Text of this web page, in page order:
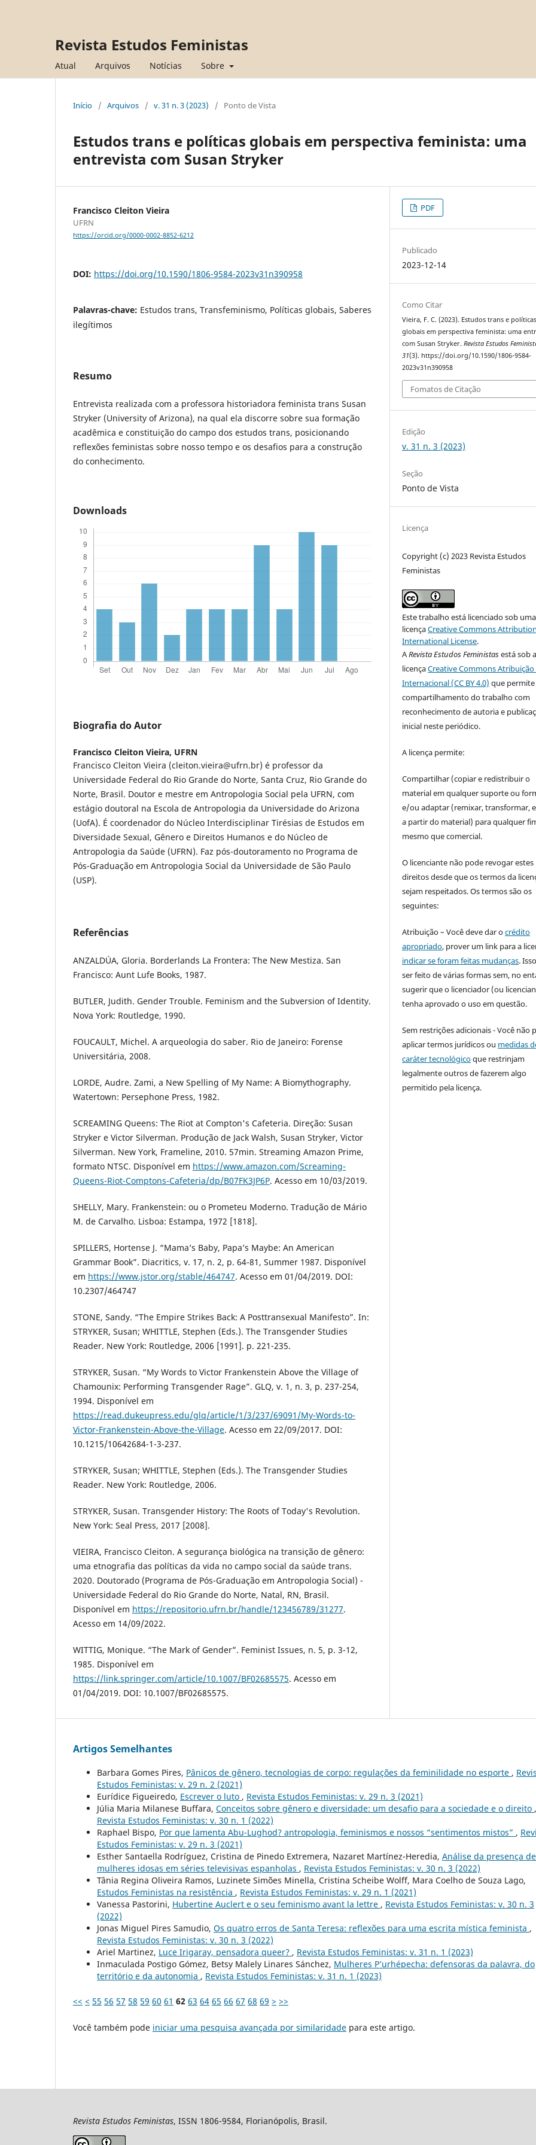
Revista Estudos Feministas
Atual Arquivos Notícias Sobre
Início / Arquivos / v. 31 n. 3 (2023) / Ponto de Vista
Estudos trans e políticas globais em perspectiva feminista: uma
entrevista com Susan Stryker
Francisco Cleiton Vieira
UFRN
https://orcid.org/0000-0002-8852-6212
DOI: https://doi.org/10.1590/1806-9584-2023v31n390958
Palavras-chave: Estudos trans, Transfeminismo, Políticas globais, Saberes
ilegítimos
Resumo
Entrevista realizada com a professora historiadora feminista trans Susan
Stryker (University of Arizona), na qual ela discorre sobre sua formação
acadêmica e constituição do campo dos estudos trans, posicionando
reflexões feministas sobre nosso tempo e os desafios para a construção
do conhecimento.
Downloads
Biografia do Autor
Francisco Cleiton Vieira, UFRN
Francisco Cleiton Vieira (cleiton.vieira@ufrn.br) é professor da
Universidade Federal do Rio Grande do Norte, Santa Cruz, Rio Grande do
Norte, Brasil. Doutor e mestre em Antropologia Social pela UFRN, com
estágio doutoral na Escola de Antropologia da Universidade do Arizona
(UofA). É coordenador do Núcleo Interdisciplinar Tirésias de Estudos em
Diversidade Sexual, Gênero e Direitos Humanos e do Núcleo de
Antropologia da Saúde (UFRN). Faz pós-doutoramento no Programa de
Pós-Graduação em Antropologia Social da Universidade de São Paulo
(USP).
Referências
ANZALDÚA, Gloria. Borderlands La Frontera: The New Mestiza. San
Francisco: Aunt Lufe Books, 1987.
BUTLER, Judith. Gender Trouble. Feminism and the Subversion of Identity.
Nova York: Routledge, 1990.
FOUCAULT, Michel. A arqueologia do saber. Rio de Janeiro: Forense
Universitária, 2008.
LORDE, Audre. Zami, a New Spelling of My Name: A Biomythography.
Watertown: Persephone Press, 1982.
SCREAMING Queens: The Riot at Compton's Cafeteria. Direção: Susan
Stryker e Victor Silverman. Produção de Jack Walsh, Susan Stryker, Victor
Silverman. New York, Frameline, 2010. 57min. Streaming Amazon Prime,
formato NTSC. Disponível em https://www.amazon.com/Screaming-
Queens-Riot-Comptons-Cafeteria/dp/B07FK3JP6P. Acesso em 10/03/2019.
SHELLY, Mary. Frankenstein: ou o Prometeu Moderno. Tradução de Mário
M. de Carvalho. Lisboa: Estampa, 1972 [1818].
SPILLERS, Hortense J. “Mama’s Baby, Papa’s Maybe: An American
Grammar Book”. Diacritics, v. 17, n. 2, p. 64-81, Summer 1987. Disponível
em https://www.jstor.org/stable/464747. Acesso em 01/04/2019. DOI:
10.2307/464747
STONE, Sandy. “The Empire Strikes Back: A Posttransexual Manifesto”. In:
STRYKER, Susan; WHITTLE, Stephen (Eds.). The Transgender Studies
Reader. New York: Routledge, 2006 [1991]. p. 221-235.
STRYKER, Susan. “My Words to Victor Frankenstein Above the Village of
Chamounix: Performing Transgender Rage”. GLQ, v. 1, n. 3, p. 237-254,
1994. Disponível em
https://read.dukeupress.edu/glq/article/1/3/237/69091/My-Words-to-
Victor-Frankenstein-Above-the-Village. Acesso em 22/09/2017. DOI:
10.1215/10642684-1-3-237.
STRYKER, Susan; WHITTLE, Stephen (Eds.). The Transgender Studies
Reader. New York: Routledge, 2006.
STRYKER, Susan. Transgender History: The Roots of Today's Revolution.
New York: Seal Press, 2017 [2008].
VIEIRA, Francisco Cleiton. A segurança biológica na transição de gênero:
uma etnografia das políticas da vida no campo social da saúde trans.
2020. Doutorado (Programa de Pós-Graduação em Antropologia Social) -
Universidade Federal do Rio Grande do Norte, Natal, RN, Brasil.
Disponível em https://repositorio.ufrn.br/handle/123456789/31277.
Acesso em 14/09/2022.
WITTIG, Monique. “The Mark of Gender”. Feminist Issues, n. 5, p. 3-12,
1985. Disponível em
https://link.springer.com/article/10.1007/BF02685575. Acesso em
01/04/2019. DOI: 10.1007/BF02685575.
PDF
Publicado
2023-12-14
Como Citar
Vieira, F. C. (2023). Estudos trans e políticas
globais em perspectiva feminista: uma
com Susan Stryker.Revista Estudos
31(3). https://doi.org/10.1590/1806-9584-
2023v31n390958
Fomatos de Citação
Edição
v. 31 n. 3 (2023)
Seção
Ponto de Vista
Licença
Copyright (c) 2023 Revista Estudos
Feministas
Este trabalho está licenciado sob uma
licençaCreative Commons
International License.
ARevista Estudos Feministasestá sob a
licençaCreative Commons Atribuição
Internacional (CC BY 4.0) que
compartilhamento do trabalho com
reconhecimento de autoria e
inicial neste periódico.
A licença permite:
Compartilhar (copiar e redistribuir o
material em qualquer suporte ou
e/ou adaptar (remixar, transformar,
a partir do material) para qualquer
mesmo que comercial.
O licenciante não pode revogar estes
direitos desde que os termos da
sejam respeitados. Os termos são os
seguintes:
Atribuição – Você deve dar ocrédito
apropriado, prover um link para a
indicar se foram feitas mudanças.
ser feito de várias formas sem, no
sugerir que o licenciador (ou
tenha aprovado o uso em questão.
Sem restrições adicionais - Você não
aplicar termos jurídicos ou medidas
caráter tecnológicoque restrinjam
legalmente outros de fazerem algo
permitido pela licença.
Artigos Semelhantes
Barbara Gomes Pires, Pânicos de gênero, tecnologias de corpo: regulações da feminilidade no esporte ,
Estudos Feministas: v. 29 n. 2 (2021)
Eurídice Figueiredo, Escrever o luto , Revista Estudos Feministas: v. 29 n. 3 (2021)
Júlia Maria Milanese Buffara, Conceitos sobre gênero e diversidade: um desafio para a sociedade e o direito ,
Revista Estudos Feministas: v. 30 n. 1 (2022)
Raphael Bispo, Por que lamenta Abu-Lughod? antropologia, feminismos e nossos “sentimentos mistos” ,
Estudos Feministas: v. 29 n. 3 (2021)
Esther Santaella Rodríguez, Cristina de Pinedo Extremera, Nazaret Martínez-Heredia, Análise da presença de
mulheres idosas em séries televisivas espanholas , Revista Estudos Feministas: v. 30 n. 3 (2022)
Tânia Regina Oliveira Ramos, Luzinete Simões Minella, Cristina Scheibe Wolff, Mara Coelho de Souza Lago,
Estudos Feministas na resistência , Revista Estudos Feministas: v. 29 n. 1 (2021)
Vanessa Pastorini, Hubertine Auclert e o seu feminismo avant la lettre , Revista Estudos Feministas: v. 30 n. 3
(2022)
Jonas Miguel Pires Samudio, Os quatro erros de Santa Teresa: reflexões para uma escrita mística feminista ,
Revista Estudos Feministas: v. 30 n. 3 (2022)
Ariel Martinez, Luce Irigaray, pensadora queer? , Revista Estudos Feministas: v. 31 n. 1 (2023)
Inmaculada Postigo Gómez, Betsy Malely Linares Sánchez, Mulheres P’urhépecha: defensoras da palavra, do
território e da autonomia , Revista Estudos Feministas: v. 31 n. 1 (2023)
<< < 55 56 57 58 59 60 61 62 63 64 65 66 67 68 69 > >>
Você também pode iniciar uma pesquisa avançada por similaridade para este artigo.
Revista Estudos Feministas, ISSN 1806-9584, Florianópolis, Brasil.